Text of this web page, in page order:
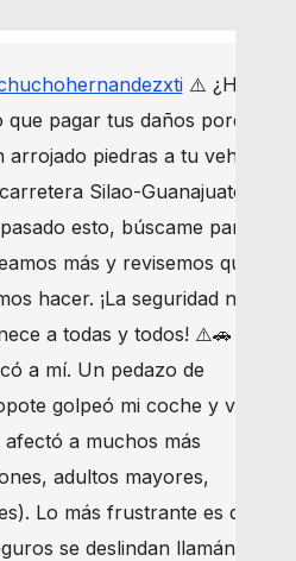
⚠️ ¿Has
que pagar tus daños porque
arrojado piedras a tu vehículo
Silao-Guanajuato? Si
esto, búscame para
más y revisemos qué
hacer. ¡La seguridad nos
a todas y todos! ⚠️🚗 Hoy
a mí. Un pedazo de
golpeó mi coche y vi
a muchos más
adultos mayores,
Lo más frustrante es que
se deslindan llamándolo